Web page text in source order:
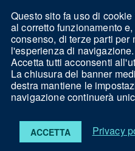
Questo sito fa uso di
al corretto funzionamento
consenso, di terze parti per
l'esperienza di
Accetta tutti acconsenti
La chiusura del banner
destra mantiene le
navigazione continuerà
ACCETTA Privacy
Facebook
Note legali Privacy